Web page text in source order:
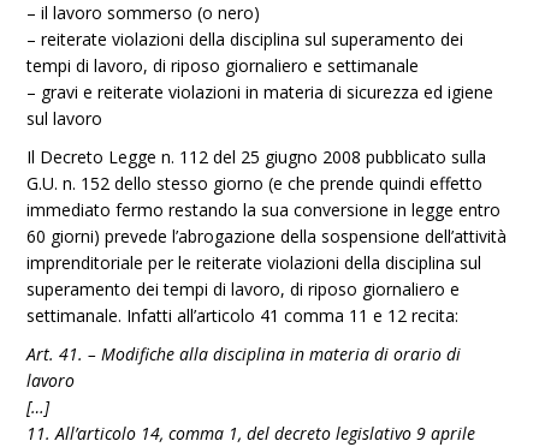
– il lavoro sommerso (o nero)
– reiterate violazioni della disciplina sul superamento dei
tempi di lavoro, di riposo giornaliero e settimanale
– gravi e reiterate violazioni in materia di sicurezza ed igiene
sul lavoro
Il Decreto Legge n. 112 del 25 giugno 2008 pubblicato sulla
G.U. n. 152 dello stesso giorno (e che prende quindi effetto
immediato fermo restando la sua conversione in legge entro
60 giorni) prevede l’abrogazione della sospensione dell’attività
imprenditoriale per le reiterate violazioni della disciplina sul
superamento dei tempi di lavoro, di riposo giornaliero e
settimanale. Infatti all’articolo 41 comma 11 e 12 recita:
Art. 41. – Modifiche alla disciplina in materia di orario di
lavoro
[…]
11. All’articolo 14, comma 1, del decreto legislativo 9 aprile